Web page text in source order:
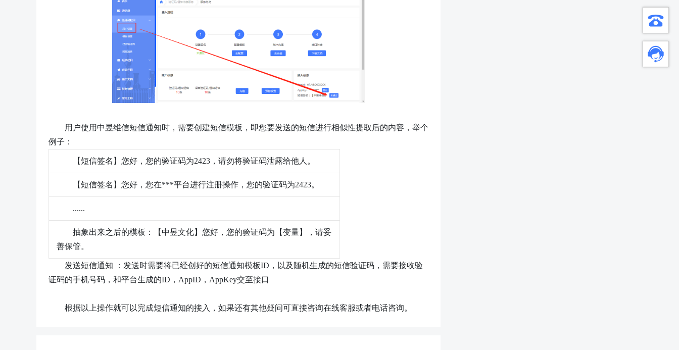
用户使用中昱维信短信通知时，需要创建短信模板，即您要发送的短信进行相似性提取后的内容，举个
例子：
【短信签名】您好，您的验证码为2423，请勿将验证码泄露给他人。
【短信签名】您好，您在***平台进行注册操作，您的验证码为2423。
......
抽象出来之后的模板：【中昱文化】您好，您的验证码为【变量】，请妥
善保管。
发送短信通知 ：发送时需要将已经创好的短信通知模板ID，以及随机生成的短信验证码，需要接收验
证码的手机号码，和平台生成的ID，AppID，AppKey交至接口
根据以上操作就可以完成短信通知的接入，如果还有其他疑问可直接咨询在线客服或者电话咨询。